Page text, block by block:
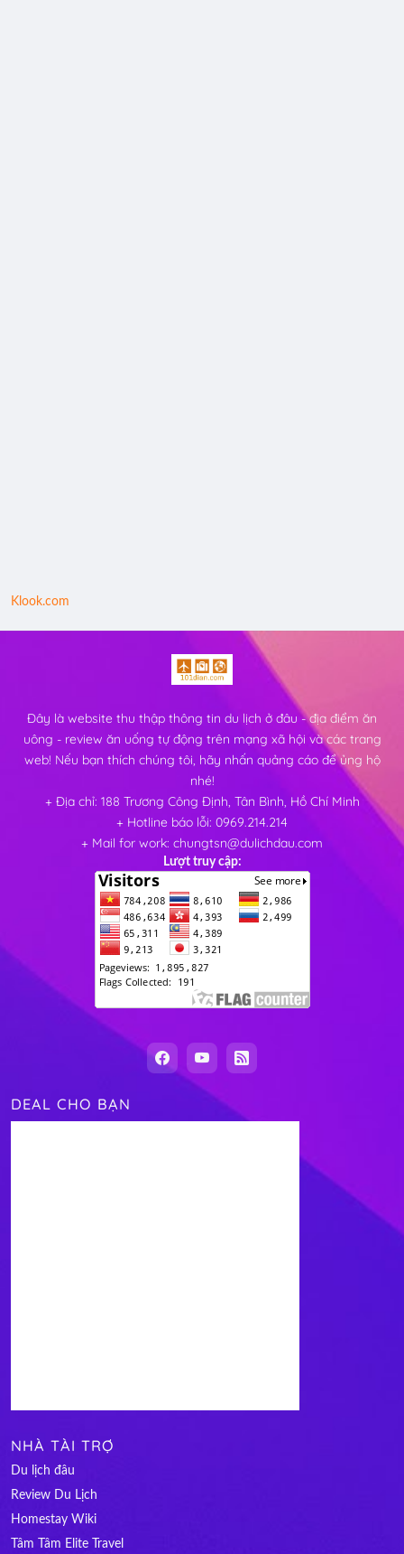
Klook.com
Đây là website thu thập thông tin du lịch ở đâu - địa điểm ăn
uông - review ăn uống tự động trên mạng xã hội và các trang
web! Nếu bạn thích chúng tôi, hãy nhấn quảng cáo để ủng hộ
nhé!
+ Địa chỉ: 188 Trương Công Định, Tân Bình, Hồ Chí Minh
+ Hotline báo lỗi: 0969.214.214
+ Mail for work: chungtsn@dulichdau.com
Lượt truy cập:
DEAL CHO BẠN
NHÀ TÀI TRỢ
Du lịch đâu
Review Du Lịch
Homestay Wiki
Tâm Tâm Elite Travel